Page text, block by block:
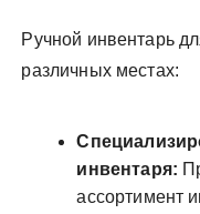
Ручной инвентарь
различных местах:
инвентаря:
ассортимент